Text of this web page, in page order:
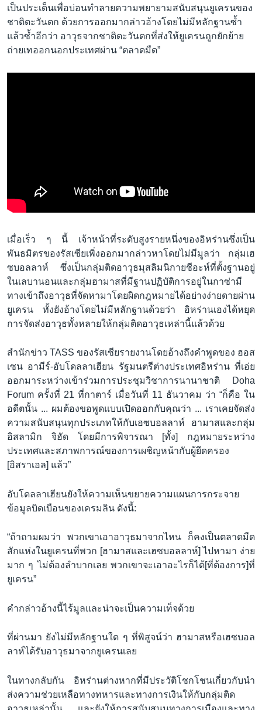
เป็นประเด็นเพื่อบ่อนทำลายความพยายามสนับสนุนยูเครนของ
ชาติตะวันตก ด้วยการออกมากล่าวอ้างโดยไม่มีหลักฐานซ้ำ
แล้วซ้ำอีกว่า อาวุธจากชาติตะวันตกที่ส่งให้ยูเครนถูกยักย้าย
ถ่ายเทออกนอกประเทศผ่าน “ตลาดมืด”
เมื่อเร็ว ๆ นี้ เจ้าหน้าที่ระดับสูงรายหนึ่งของอิหร่านซึ่งเป็น
พันธมิตรของรัสเซียเพิ่งออกมากล่าวหาโดยไม่มีมูลว่า กลุ่มเฮ
ซบอลลาห์ ซึ่งเป็นกลุ่มติดอาวุธมุสลิมนิกายชีอะห์ที่ตั้งฐานอยู่
ในเลบานอนและกลุ่มฮามาสที่มีฐานปฏิบัติการอยู่ในกาซ่ามี
ทางเข้าถึงอาวุธที่จัดหามาโดยผิดกฎหมายได้อย่างง่ายดายผ่าน
ยูเครน ทั้งยังอ้างโดยไม่มีหลักฐานด้วยว่า อิหร่านเองได้หยุด
การจัดส่งอาวุธทั้งหลายให้กลุ่มติดอาวุธเหล่านี้แล้วด้วย
สำนักข่าว TASS ของรัสเซียรายงานโดยอ้างถึงคำพูดของ ฮอส
เซน อามีร์-อับโดลลาเฮียน รัฐมนตรีต่างประเทศอิหร่าน ที่เอ่ย
ออกมาระหว่างเข้าร่วมการประชุมวิชาการนานาชาติ Doha
Forum ครั้งที่ 21 ที่กาตาร์ เมื่อวันที่ 11 ธันวาคม ว่า “ก็คือ ใน
อดีตนั้น ... ผมต้องขอพูดแบบเปิดออกกับคุณว่า ... เราเคยจัดส่ง
ความสนับสนุนทุกประเภทให้กับเฮซบอลลาห์ ฮามาสและกลุ่ม
อิสลามิก จิฮัด โดยมีการพิจารณา [ทั้ง] กฎหมายระหว่าง
ประเทศและสภาพการณ์ของการเผชิญหน้ากับผู้ยึดครอง
[อิสราเอล] แล้ว”
อับโดลลาเฮียนยังให้ความเห็นขยายความแผนการกระจาย
ข้อมูลบิดเบือนของเครมลิน ดังนี้:
“ถ้าถามผมว่า พวกเขาเอาอาวุธมาจากไหน ก็คงเป็นตลาดมืด
สักแห่งในยูเครนที่พวก [ฮามาสและเฮซบอลลาห์] ไปหามา ง่าย
มาก ๆ ไม่ต้องลำบากเลย พวกเขาจะเอาอะไรก็ได้[ที่ต้องการ]ที่
ยูเครน”
คำกล่าวอ้างนี้ไร้มูลและน่าจะเป็นความเท็จด้วย
ที่ผ่านมา ยังไม่มีหลักฐานใด ๆ ที่พิสูจน์ว่า ฮามาสหรือเฮซบอล
ลาห์ได้รับอาวุธมาจากยูเครนเลย
ในทางกลับกัน อิหร่านต่างหากที่มีประวัติโชกโชนเกี่ยวกับนำ
ส่งความช่วยเหลือทางทหารและทางการเงินให้กับกลุ่มติด